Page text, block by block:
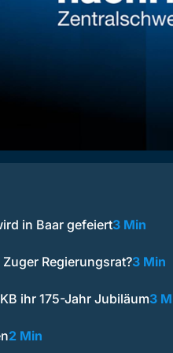
in Baar gefeiert3 Min
Regierungsrat?3 Min
ihr 175-Jahr Jubiläum3
2 Min